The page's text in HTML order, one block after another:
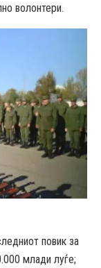
волонтери.
повик за
млади луѓе;